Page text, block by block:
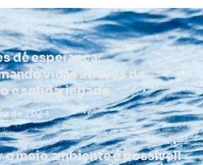
de esperança:
vidas através da
e solidariedade
de 2024
o meio ambiente é possível!